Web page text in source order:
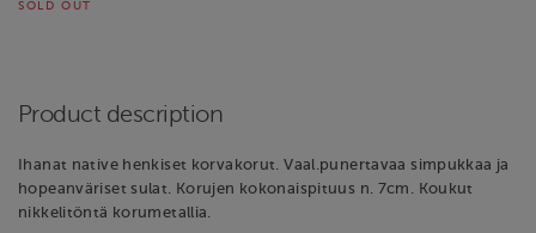
SOLD OUT
Product description
Ihanat native henkiset korvakorut. Vaal.punertavaa simpukkaa ja
hopeanväriset sulat. Korujen kokonaispituus n. 7cm. Koukut
nikkelitöntä korumetallia.